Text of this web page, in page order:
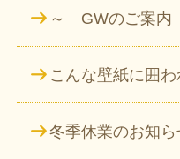
～ GWのご案
こんな壁紙に囲
冬季休業のお知ら